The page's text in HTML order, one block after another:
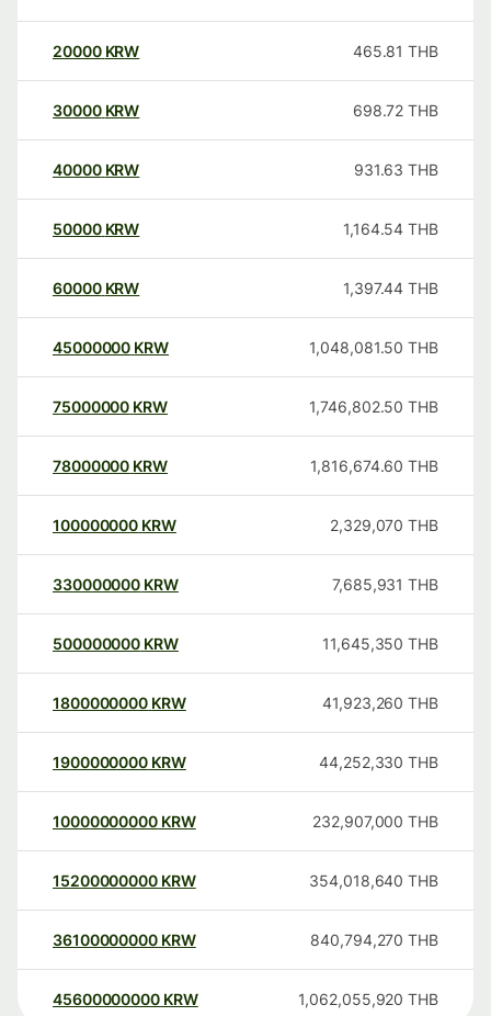
20000 KRW 465.81 THB
30000 KRW 698.72 THB
40000 KRW 931.63 THB
50000 KRW 1,164.54 THB
60000 KRW 1,397.44 THB
45000000 KRW 1,048,081.50 THB
75000000 KRW 1,746,802.50 THB
78000000 KRW 1,816,674.60 THB
100000000 KRW 2,329,070 THB
330000000 KRW 7,685,931 THB
500000000 KRW 11,645,350 THB
1800000000 KRW 41,923,260 THB
1900000000 KRW 44,252,330 THB
10000000000 KRW 232,907,000 THB
15200000000 KRW 354,018,640 THB
36100000000 KRW 840,794,270 THB
45600000000 KRW 1,062,055,920 THB